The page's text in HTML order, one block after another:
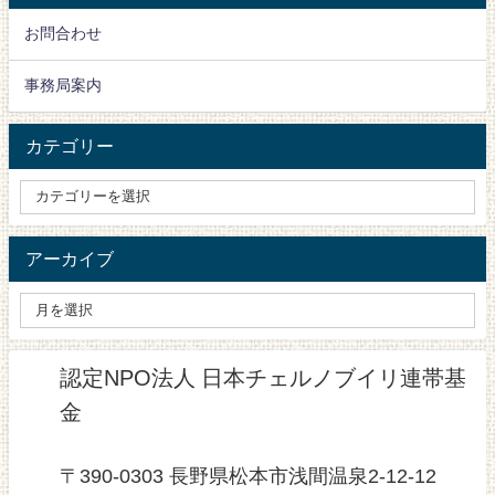
お問合わせ
事務局案内
カテゴリー
アーカイブ
認定NPO法人 日本チェルノブイリ連帯基
金
〒390-0303 長野県松本市浅間温泉2-12-12